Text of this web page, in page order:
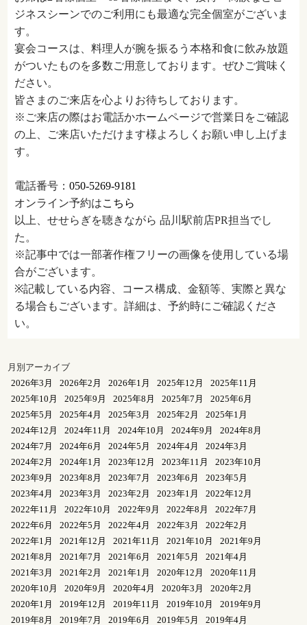
ジネスシーンでのご利用にも最適な完全個室がございま
す。
宴会コースは、料理人が腕を振るう本格和食に飲み放題
がついたものを多数ご用意しております。ぜひご賞味く
ださい。
皆さまのご来店を心よりお待ちしております。
※ご来店の際はお電話かホームページで営業日をご確認
の上、ご来店いただけます様よろしくお願い申し上げま
す。
電話番号：050-5269-9181
オンライン予約はこちら
以上、せせらぎを聴きながら 品川駅前店PR担当でし
た。
※記事中では一部著作権フリーの画像を使用している場
合がございます。
※記載している内容、コース構成、金額等、実際と異な
る場合もございます。詳細は、予約時にご確認くださ
い。
月別アーカイブ
2026年3月
2026年2月 2026年1月 2025年12月
2025年11月
2025年10月
2025年9月 2025年8月 2025年7月
2025年6月
2025年5月
2025年4月 2025年3月 2025年2月
2025年1月
2024年12月
2024年11月 2024年10月 2024年9月
2024年8月
2024年7月
2024年6月 2024年5月 2024年4月
2024年3月
2024年2月
2024年1月 2023年12月 2023年11月
2023年10月
2023年9月
2023年8月 2023年7月 2023年6月
2023年5月
2023年4月
2023年3月 2023年2月 2023年1月
2022年12月
2022年11月
2022年10月 2022年9月 2022年8月
2022年7月
2022年6月
2022年5月 2022年4月 2022年3月
2022年2月
2022年1月
2021年12月 2021年11月 2021年10月
2021年9月
2021年8月
2021年7月 2021年6月 2021年5月
2021年4月
2021年3月
2021年2月 2021年1月 2020年12月
2020年11月
2020年10月
2020年9月 2020年4月 2020年3月
2020年2月
2020年1月
2019年12月 2019年11月 2019年10月
2019年9月
2019年8月
2019年7月 2019年6月 2019年5月
2019年4月